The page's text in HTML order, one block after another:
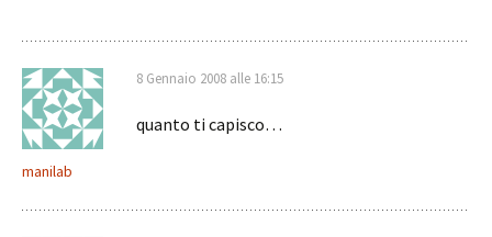
manilab
8 Gennaio 2008 alle 16:15
quanto ti capisco…